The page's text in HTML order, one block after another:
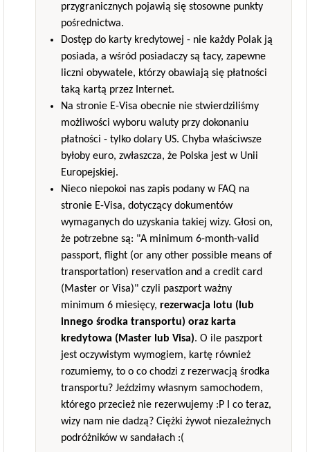
przygranicznych pojawią się stosowne punkty
pośrednictwa.
Dostęp do karty kredytowej - nie każdy Polak ją
posiada, a wśród posiadaczy są tacy, zapewne
liczni obywatele, którzy obawiają się płatności
taką kartą przez Internet.
Na stronie E-Visa obecnie nie stwierdziliśmy
możliwości wyboru waluty przy dokonaniu
płatności - tylko dolary US. Chyba właściwsze
byłoby euro, zwłaszcza, że Polska jest w Unii
Europejskiej.
Nieco niepokoi nas zapis podany w FAQ na
stronie E-Visa, dotyczący dokumentów
wymaganych do uzyskania takiej wizy. Głosi on,
że potrzebne są: "A minimum 6-month-valid
passport, flight (or any other possible means of
transportation) reservation and a credit card
(Master or Visa)" czyli paszport ważny
minimum 6 miesięcy, rezerwacja lotu (lub
innego środka transportu) oraz karta
kredytowa (Master lub Visa). O ile paszport
jest oczywistym wymogiem, kartę również
rozumiemy, to o co chodzi z rezerwacją środka
transportu? Jeździmy własnym samochodem,
którego przecież nie rezerwujemy :P I co teraz,
wizy nam nie dadzą? Ciężki żywot niezależnych
podróżników w sandałach :(